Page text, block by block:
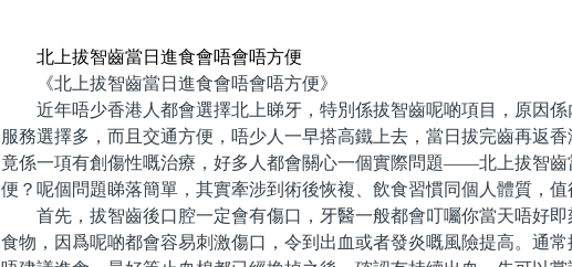
北上拔智齒當日進食會唔會唔方便
《北上拔智齒當日進食會唔會唔方便》
近年唔少香港人都會選擇北上睇牙，特別係拔智齒呢啲項目，原因係
服務選擇多，而且交通方便，唔少人一早搭高鐵上去，當日拔完齒再返
竟係一項有創傷性嘅治療，好多人都會關心一個實際問題——北上拔智齒
便？呢個問題睇落簡單，其實牽涉到術後恢複、飲食習慣同個人體質，值
首先，拔智齒後口腔一定會有傷口，牙醫一般都會叮囑你當天唔好即
食物，因爲呢啲都會容易刺激傷口，令到出血或者發炎嘅風險提高。通